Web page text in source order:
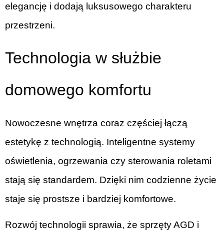
elegancję i dodają luksusowego charakteru
przestrzeni.
Technologia w służbie
domowego komfortu
Nowoczesne wnętrza coraz częściej łączą
estetykę z technologią. Inteligentne systemy
oświetlenia, ogrzewania czy sterowania roletami
stają się standardem. Dzięki nim codzienne życie
staje się prostsze i bardziej komfortowe.
Rozwój technologii sprawia, że sprzęty AGD i